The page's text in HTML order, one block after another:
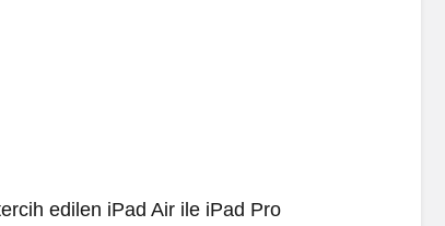
edilen iPad Air ile iPad Pro
Bahur